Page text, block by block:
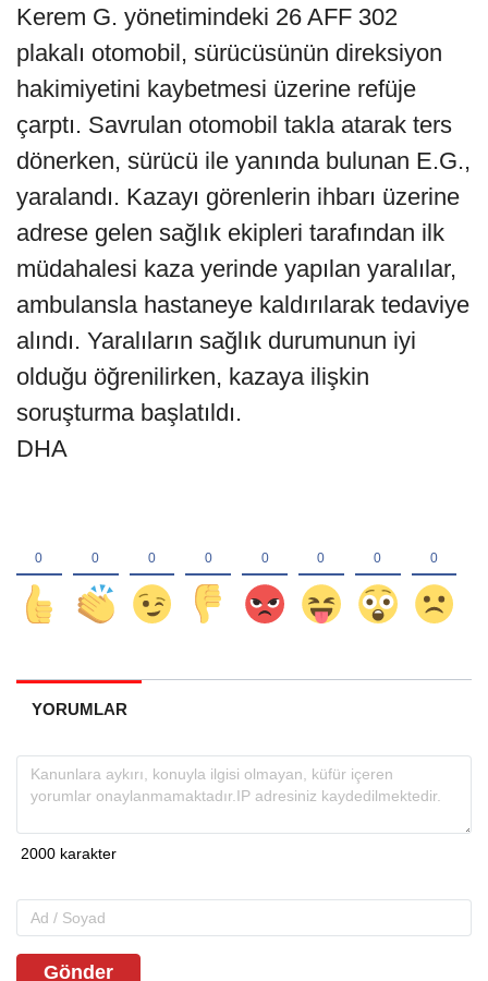
Kerem G. yönetimindeki 26 AFF 302
plakalı otomobil, sürücüsünün direksiyon
hakimiyetini kaybetmesi üzerine refüje
çarptı. Savrulan otomobil takla atarak ters
dönerken, sürücü ile yanında bulunan E.G.,
yaralandı. Kazayı görenlerin ihbarı üzerine
adrese gelen sağlık ekipleri tarafından ilk
müdahalesi kaza yerinde yapılan yaralılar,
ambulansla hastaneye kaldırılarak tedaviye
alındı. Yaralıların sağlık durumunun iyi
olduğu öğrenilirken, kazaya ilişkin
soruşturma başlatıldı.
DHA
YORUMLAR
Gönder